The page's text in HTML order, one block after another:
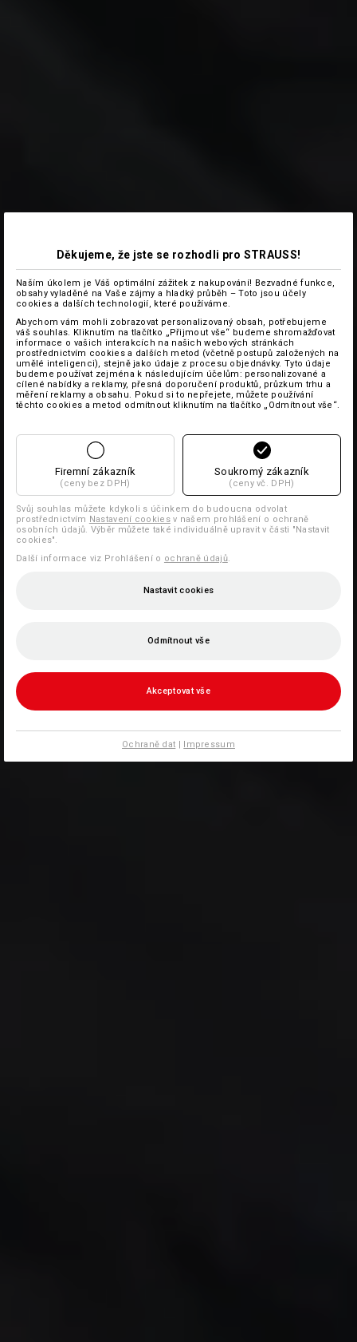
Děkujeme, že jste se rozhodli pro STRAUSS!
Naším úkolem je Váš optimální zážitek z nakupování! Bezvadné funkce,
obsahy vyladěné na Vaše zájmy a hladký průběh – Toto jsou účely
cookies a dalších technologií, které používáme.
Abychom vám mohli zobrazovat personalizovaný obsah, potřebujeme
váš souhlas. Kliknutím na tlačítko „Přijmout vše“ budeme shromažďovat
informace o vašich interakcích na našich webových stránkách
prostřednictvím cookies a dalších metod (včetně postupů založených na
umělé inteligenci), stejně jako údaje z procesu objednávky. Tyto údaje
budeme používat zejména k následujícím účelům: personalizované a
cílené nabídky a reklamy, přesná doporučení produktů, průzkum trhu a
měření reklamy a obsahu. Pokud si to nepřejete, můžete používání
těchto cookies a metod odmítnout kliknutím na tlačítko „Odmítnout vše“.
Firemní zákazník
(ceny bez DPH)
Soukromý zákazník
(ceny vč. DPH)
Svůj souhlas můžete kdykoli s účinkem do budoucna odvolat
prostřednictvím Nastavení cookiesv našem prohlášení o ochraně
osobních údajů. Výběr můžete také individuálně upravit v části "Nastavit
cookies".
Další informace viz Prohlášení o ochraně údajů.
Nastavit cookies
Odmítnout vše
Akceptovat vše
Ochraně dat | Impressum